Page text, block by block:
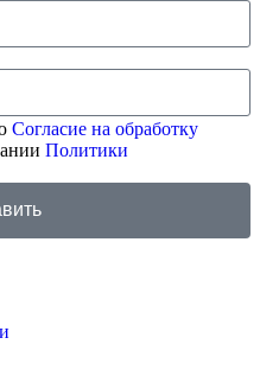
Согласие на обработку
Политики